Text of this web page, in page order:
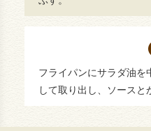
フライパンにサラダ油を
して取り出し、ソースと